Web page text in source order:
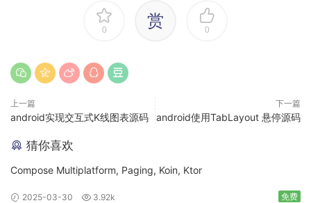
0 赏 0
上一篇
android实现交互式K线图表源码
下一篇
android使用TabLayout 悬停源码
猜你喜欢
Compose Multiplatform, Paging, Koin, Ktor
2025-03-30 3.92k 免费